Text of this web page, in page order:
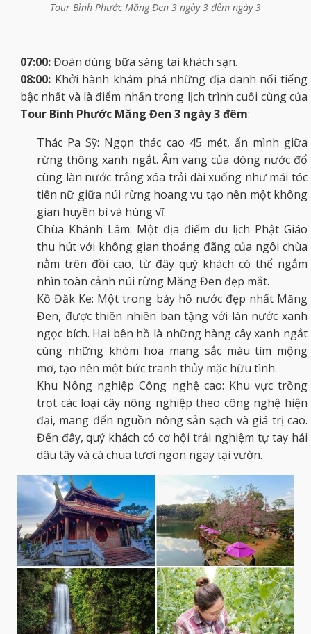
Tour Bình Phước Măng Đen 3 ngày 3 đêm ngày 3
07:00:Đoàn dùng bữa sáng tại khách sạn.
08:00: Khởi hành khám phá những địa danh nổi tiếng
bậc nhất và là điểm nhấn trong lịch trình cuối cùng của
Tour Bình Phước Măng Đen 3 ngày 3 đêm:
Thác Pa Sỹ: Ngọn thác cao 45 mét, ẩn mình giữa
rừng thông xanh ngắt. Âm vang của dòng nước đổ
cùng làn nước trắng xóa trải dài xuống như mái tóc
tiên nữ giữa núi rừng hoang vu tạo nên một không
gian huyền bí và hùng vĩ.
Chùa Khánh Lâm: Một địa điểm du lịch Phật Giáo
thu hút với không gian thoáng đãng của ngôi chùa
nằm trên đồi cao, từ đây quý khách có thể ngắm
nhìn toàn cảnh núi rừng Măng Đen đẹp mắt.
Kồ Đăk Ke: Một trong bảy hồ nước đẹp nhất Măng
Đen, được thiên nhiên ban tặng với làn nước xanh
ngọc bích. Hai bên hồ là những hàng cây xanh ngắt
cùng những khóm hoa mang sắc màu tím mộng
mơ, tạo nên một bức tranh thủy mặc hữu tình.
Khu Nông nghiệp Công nghệ cao: Khu vực trồng
trọt các loại cây nông nghiệp theo công nghệ hiện
đại, mang đến nguồn nông sản sạch và giá trị cao.
Đến đây, quý khách có cơ hội trải nghiệm tự tay hái
dâu tây và cà chua tươi ngon ngay tại vườn.